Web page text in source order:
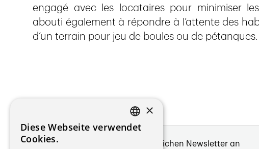
engagé avec les locataires pour minimiser
abouti également à répondre à l’attente des
d’un terrain pour jeu de boules ou de pétanques.
Melde dich für unseren monatlichen Newsletter an
FRENCH
×
Diese Webseite verwendet
Cookies.